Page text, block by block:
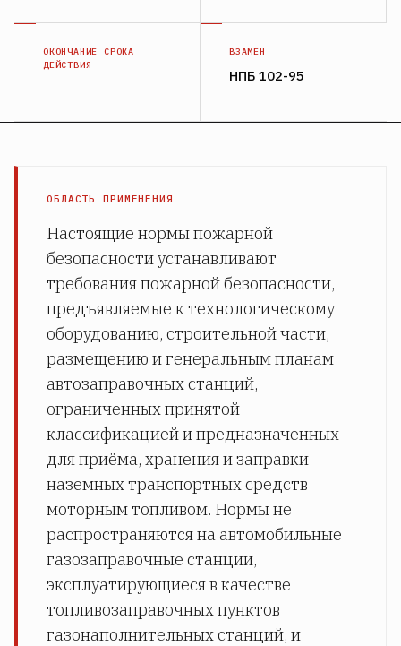
ОКОНЧАНИЕ СРОКА
ДЕЙСТВИЯ
—
ВЗАМЕН
НПБ 102-95
ОБЛАСТЬ ПРИМЕНЕНИЯ
Настоящие нормы пожарной
безопасности устанавливают
требования пожарной безопасности,
предъявляемые к технологическому
оборудованию, строительной части,
размещению и генеральным планам
автозаправочных станций,
ограниченных принятой
классификацией и предназначенных
для приёма, хранения и заправки
наземных транспортных средств
моторным топливом. Нормы не
распространяются на автомобильные
газозаправочные станции,
эксплуатирующиеся в качестве
топливозаправочных пунктов
газонаполнительных станций, и